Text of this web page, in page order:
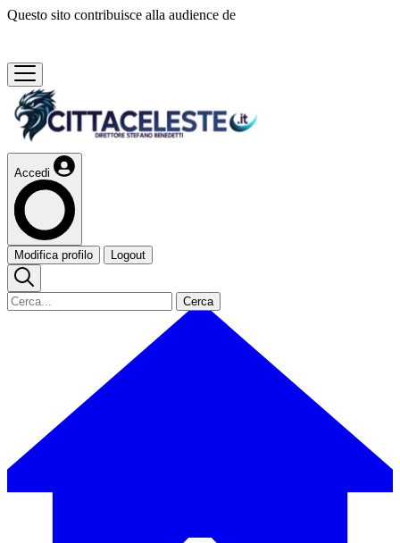
Questo sito contribuisce alla audience de
Accedi
Modifica profilo Logout
Cerca